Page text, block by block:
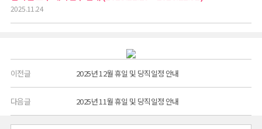
2025.11.24
이전글 2025년 12월 휴일 및 당직일정 안내
다음글 2025년 11월 휴일 및 당직일정 안내